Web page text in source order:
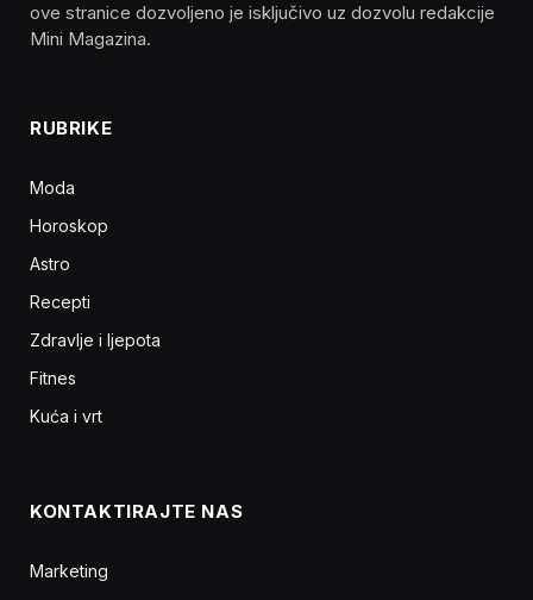
ove stranice dozvoljeno je isključivo uz dozvolu redakcije
Mini Magazina.
RUBRIKE
Moda
Horoskop
Astro
Recepti
Zdravlje i ljepota
Fitnes
Kuća i vrt
KONTAKTIRAJTE NAS
Marketing